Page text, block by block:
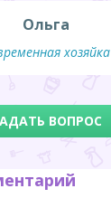
Ольга
хозяйка
ВОПРОС